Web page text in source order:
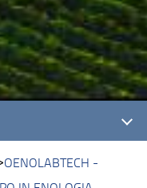
OENOLABTECH -